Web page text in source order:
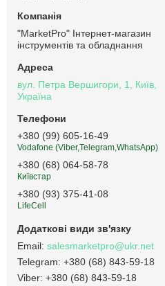
"MarketPro" Інтернет-магазин
інструментів та обладнання
вул. Петра Вершигори, 1, Київ,
Україна
+380 (99) 605-16-49
Vodafone (Viber,Telegram,WhatsApp)
+380 (68) 064-58-78
Київстар
+380 (93) 375-41-08
LifeCell
salesmarketpro@ukr.net
+380 (68) 843-59-18
+380 (68) 843-59-18